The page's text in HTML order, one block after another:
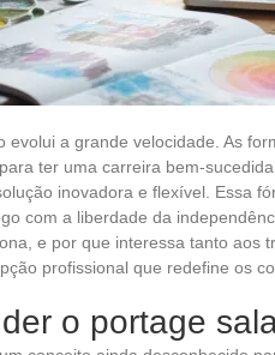
evolui a grande velocidade. As
ter uma carreira bem-
inovadora e flexível. Essa
com a liberdade da
e por que interessa tanto aos
profissional que redefine os
o portage